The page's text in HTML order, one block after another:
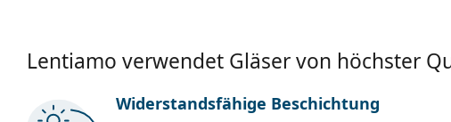
Lentiamo verwendet Gläser von höchster
Widerstandsfähige Beschichtung